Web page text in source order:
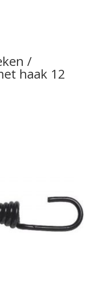
/
haak 12